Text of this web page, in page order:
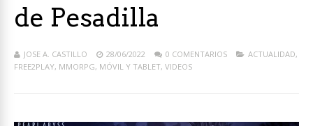
de Pesadilla
JOSE A. CASTILLO 28/06/2022 0 COMENTARIOS ACTUALIDAD,
FREE2PLAY, MMORPG, MÓVIL Y TABLET, VIDEOS